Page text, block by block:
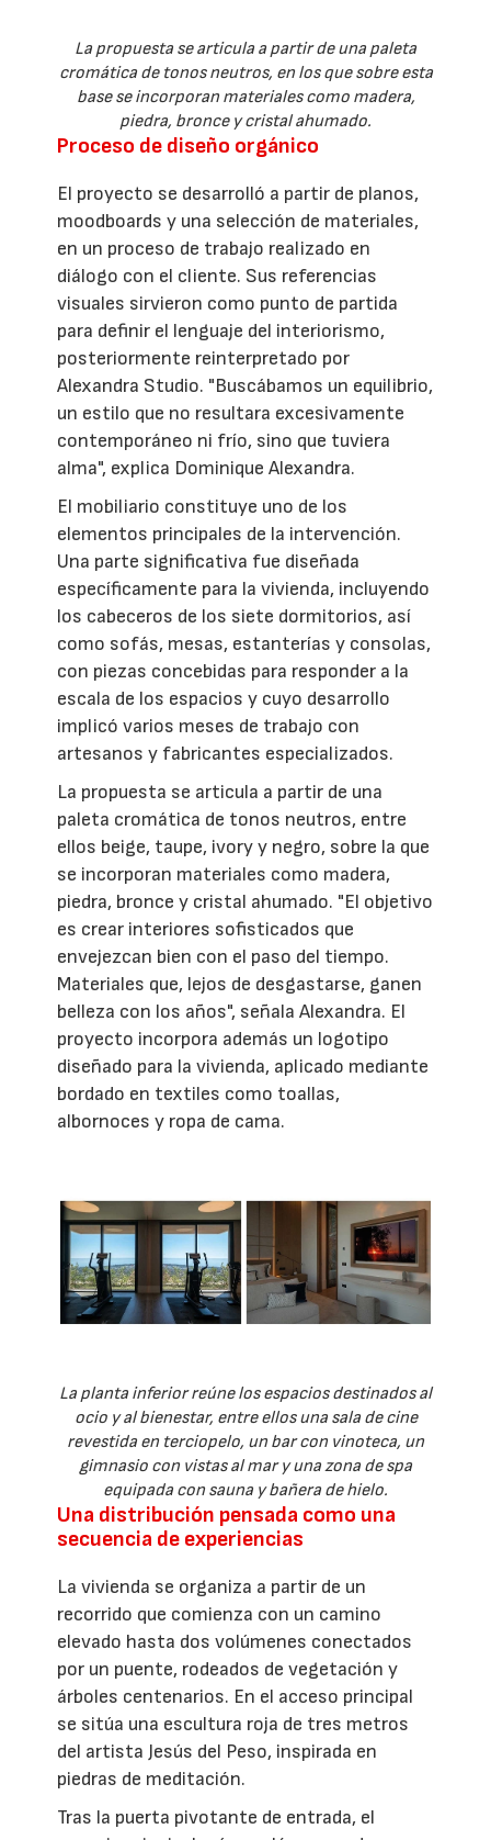
La propuesta se articula a partir de una paleta
cromática de tonos neutros, en los que sobre esta
base se incorporan materiales como madera,
piedra, bronce y cristal ahumado.
Proceso de diseño orgánico
El proyecto se desarrolló a partir de planos,
moodboards y una selección de materiales,
en un proceso de trabajo realizado en
diálogo con el cliente. Sus referencias
visuales sirvieron como punto de partida
para definir el lenguaje del interiorismo,
posteriormente reinterpretado por
Alexandra Studio. "Buscábamos un equilibrio,
un estilo que no resultara excesivamente
contemporáneo ni frío, sino que tuviera
alma", explica Dominique Alexandra.
El mobiliario constituye uno de los
elementos principales de la intervención.
Una parte significativa fue diseñada
específicamente para la vivienda, incluyendo
los cabeceros de los siete dormitorios, así
como sofás, mesas, estanterías y consolas,
con piezas concebidas para responder a la
escala de los espacios y cuyo desarrollo
implicó varios meses de trabajo con
artesanos y fabricantes especializados.
La propuesta se articula a partir de una
paleta cromática de tonos neutros, entre
ellos beige, taupe, ivory y negro, sobre la que
se incorporan materiales como madera,
piedra, bronce y cristal ahumado. "El objetivo
es crear interiores sofisticados que
envejezcan bien con el paso del tiempo.
Materiales que, lejos de desgastarse, ganen
belleza con los años", señala Alexandra. El
proyecto incorpora además un logotipo
diseñado para la vivienda, aplicado mediante
bordado en textiles como toallas,
albornoces y ropa de cama.
La planta inferior reúne los espacios destinados al
ocio y al bienestar, entre ellos una sala de cine
revestida en terciopelo, un bar con vinoteca, un
gimnasio con vistas al mar y una zona de spa
equipada con sauna y bañera de hielo.
Una distribución pensada como una
secuencia de experiencias
La vivienda se organiza a partir de un
recorrido que comienza con un camino
elevado hasta dos volúmenes conectados
por un puente, rodeados de vegetación y
árboles centenarios. En el acceso principal
se sitúa una escultura roja de tres metros
del artista Jesús del Peso, inspirada en
piedras de meditación.
Tras la puerta pivotante de entrada, el